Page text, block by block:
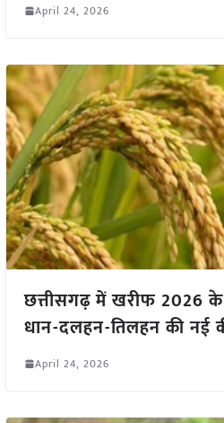
April 24, 2026
छत्तीसगढ़ में खरीफ 2026
धान-दलहन-तिलहन की नई
April 24, 2026